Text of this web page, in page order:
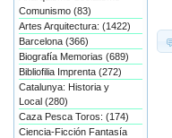
Comunismo (83)
Artes Arquitectura: (1422)
Barcelona (366)
Biografía Memorias (689)
Bibliofilia Imprenta (272)
Catalunya: Historia y
Local (280)
Caza Pesca Toros: (174)
Ciencia-Ficción Fantasía